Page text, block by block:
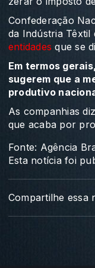
Confederação
da Indústria
entidades que se
Em termos
sugerem que a
produtivo
As companhias
que acaba por
Fonte: Agência
Esta notícia foi
Compartilhe essa